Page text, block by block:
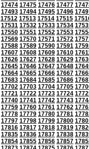
17474 17475 17476 17477
17493 17494 17495 17496
17512 17513 17514 17515
17531 17532 17533 17534
17550 17551 17552 17553
17569 17570 17571 17572
17588 17589 17590 17591
17607 17608 17609 17610
17626 17627 17628 17629
17645 17646 17647 17648
17664 17665 17666 17667
17683 17684 17685 17686
17702 17703 17704 17705
17721 17722 17723 17724
17740 17741 17742 17743
17759 17760 17761 17762
17778 17779 17780 17781
17797 17798 17799 17800
17816 17817 17818 17819
17835 17836 17837 17838
17854 17855 17856 17857